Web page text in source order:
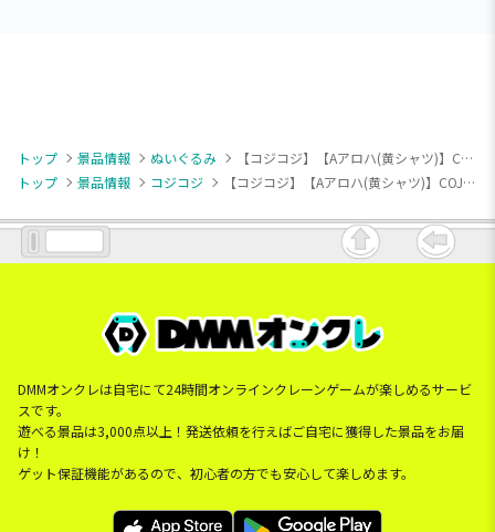
トップ 景品情報 ぬいぐるみ
【コジコジ】【Aアロハ(黄シャツ)】COJI-COJI コジコジと夏を楽しむBIGぬいぐるみ
トップ
景品情報 コジコジ 【コジコジ】【Aアロハ(黄シャツ)】COJI-COJI コジコジと夏を楽しむBIGぬいぐるみ
DMMオンクレは自宅にて24時間オンラインクレーンゲームが楽しめるサービ
スです。
遊べる景品は3,000点以上！発送依頼を行えばご自宅に獲得した景品をお届
け！
ゲット保証機能があるので、初心者の方でも安心して楽しめます。